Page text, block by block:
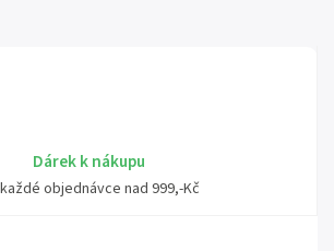
Dárek k nákupu
objednávce nad 999,-Kč